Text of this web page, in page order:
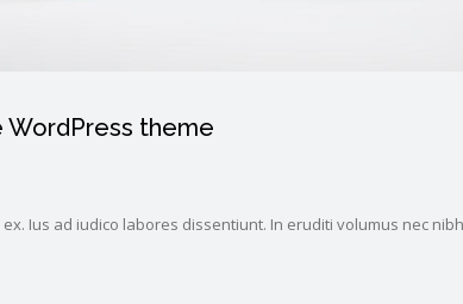
WordPress theme
Ius ad iudico labores dissentiunt. In eruditi volumus nec